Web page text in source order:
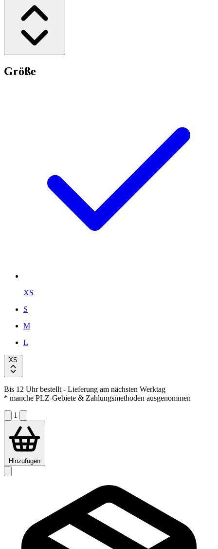
Größe
XS
S
M
L
XS
Bis 12 Uhr bestellt- Lieferung am nächsten Werktag
* manche PLZ-Gebiete & Zahlungsmethoden ausgenommen
1
Hinzufügen